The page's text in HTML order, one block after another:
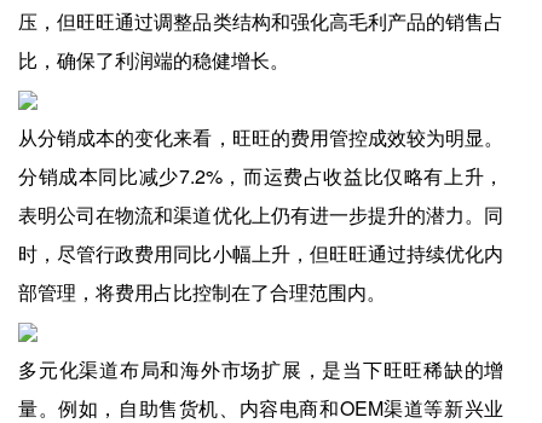
压，但旺旺通过调整品类结构和强化高毛利产品的销售占
比，确保了利润端的稳健增长。
从分销成本的变化来看，旺旺的费用管控成效较为明显。
分销成本同比减少7.2%，而运费占收益比仅略有上升，
表明公司在物流和渠道优化上仍有进一步提升的潜力。同
时，尽管行政费用同比小幅上升，但旺旺通过持续优化内
部管理，将费用占比控制在了合理范围内。
多元化渠道布局和海外市场扩展，是当下旺旺稀缺的增
量。例如，自助售货机、内容电商和OEM渠道等新兴业